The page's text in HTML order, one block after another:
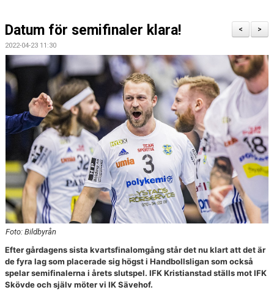
SPORTGRUPP HERR
HANDBOLLSLIGAN HERR
SVENSKA CUPEN HERR
>
<
Datum för semifinaler klara!
2022-04-23 11:30
Foto: Bildbyrån
Efter gårdagens sista kvartsfinalomgång står det nu klart att det är
de fyra lag som placerade sig högst i Handbollsligan som också
spelar semifinalerna i årets slutspel. IFK Kristianstad ställs mot IFK
Skövde och själv möter vi IK Sävehof.